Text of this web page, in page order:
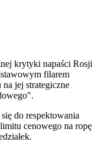
krytyki napaści Rosji
filarem
jej strategiczne
do respektowania
cenowego na ropę